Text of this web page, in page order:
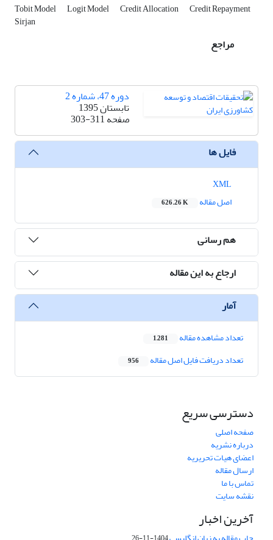
Tobit Model Logit Model Credit Allocation Credit Repayment
Sirjan
مراجع
دوره 47، شماره 2
تابستان 1395
صفحه303-311
فایل ها
اصل مقاله
626.26 K
هم رسانی
ارجاع به این مقاله
آمار
تعداد مشاهده مقاله 1,281
تعداد دریافت فایل اصل مقاله 956
دسترسی سریع
صفحه اصلی
درباره نشریه
اعضای هیات تحریریه
ارسال مقاله
تماس با ما
نقشه سایت
آخرین اخبار